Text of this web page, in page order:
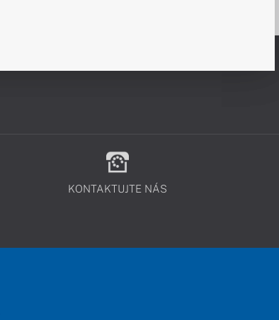
KONTAKTUJTE NÁS